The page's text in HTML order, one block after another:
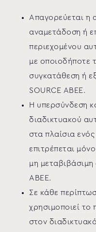
Απαγορεύεται η
αναμετάδοση ή
περιεχομένου
με οποιοδήποτε
συγκατάθεση ή
SOURCE ΑΒΕΕ.
Η υπερσύνδεση
διαδικτυακού
στα πλαίσια
επιτρέπεται
μη μεταβιβάσιμη
ΑΒΕΕ.
Σε κάθε
χρησιμοποιεί το
στον